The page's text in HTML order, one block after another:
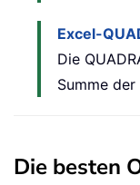
Excel-
Die
Summe
Die besten